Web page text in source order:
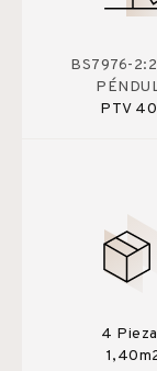
BS7976-
PTV
4